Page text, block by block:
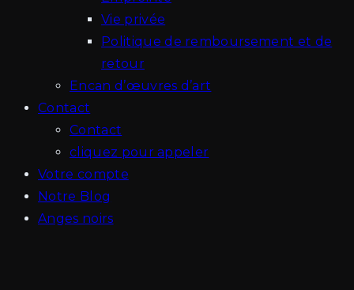
Vie privée
Politique de remboursement et de
retour
Encan d’œuvres d’art
Contact
Contact
cliquez pour appeler
Votre compte
Notre Blog
Anges noirs